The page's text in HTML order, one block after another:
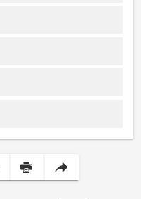
Inhalt Diese